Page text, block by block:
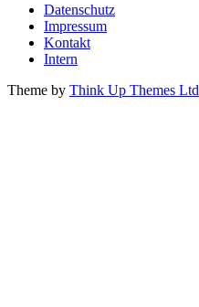
Datenschutz
Impressum
Kontakt
Intern
Theme by Think Up Themes Ltd